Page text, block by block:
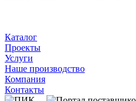
Каталог
Проекты
Услуги
Наше производство
Компания
Контакты